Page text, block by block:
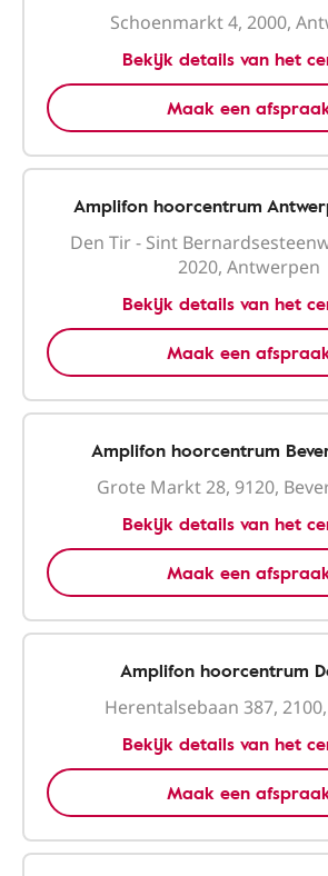
Schoenmarkt 4, 2000,
Bekijk details van het
Maak een
Amplifon hoorcentrum
Den Tir - Sint
2020, Antwerpen
Bekijk details van het
Maak een
Amplifon hoorcentrum
Grote Markt 28, 9120,
Bekijk details van het
Maak een
Amplifon hoorcentrum
Herentalsebaan 387,
Bekijk details van het
Maak een